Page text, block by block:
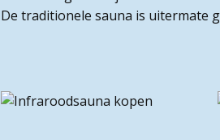
De traditionele sauna is uitermate